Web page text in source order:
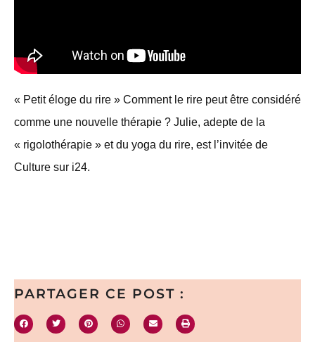
« Petit éloge du rire » Comment le rire peut être considéré
comme une nouvelle thérapie ? Julie, adepte de la
« rigolothérapie » et du yoga du rire, est l’invitée de
Culture sur i24.
PARTAGER CE POST :